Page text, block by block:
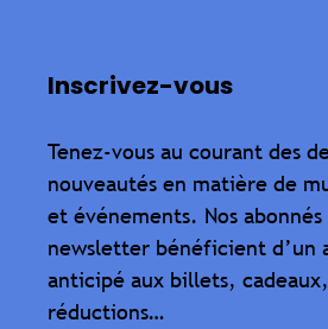
Inscrivez-vous
Tenez-vous au courant des
nouveautés en matière de
et événements. Nos abonnés
newsletter bénéficient d’un
anticipé aux billets, cadeaux,
réductions…